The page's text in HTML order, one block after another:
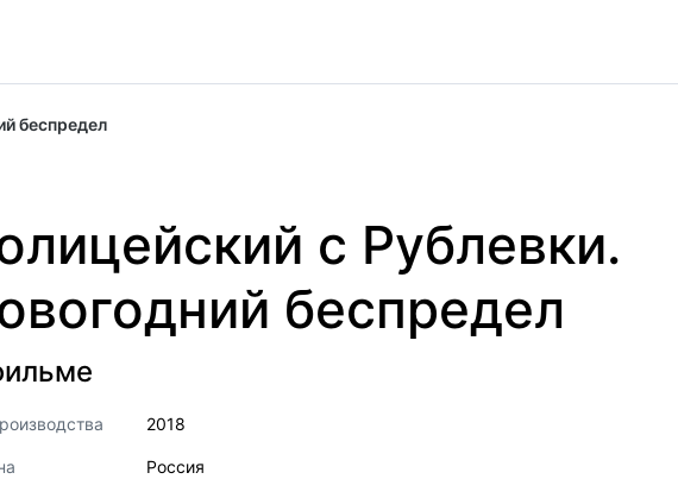
беспредел
с Рублевки.
беспредел
2018
Россия